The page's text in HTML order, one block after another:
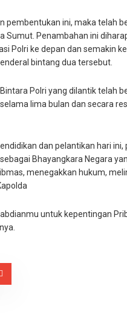
pembentukan ini, maka telah
Sumut. Penambahan ini
Polri ke depan dan semakin
bintang dua tersebut.
Polri yang dilantik telah
lima bulan dan secara
dan pelantikan hari ini,
Bhayangkara Negara
menegakkan hukum,
untuk kepentingan